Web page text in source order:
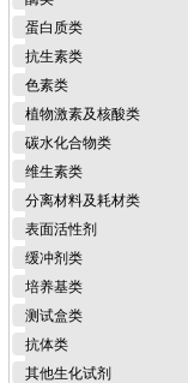
蛋白质类
抗生素类
色素类
植物激素及核酸类
碳水化合物类
维生素类
分离材料及耗材类
表面活性剂
缓冲剂类
培养基类
测试盒类
抗体类
其他生化试剂